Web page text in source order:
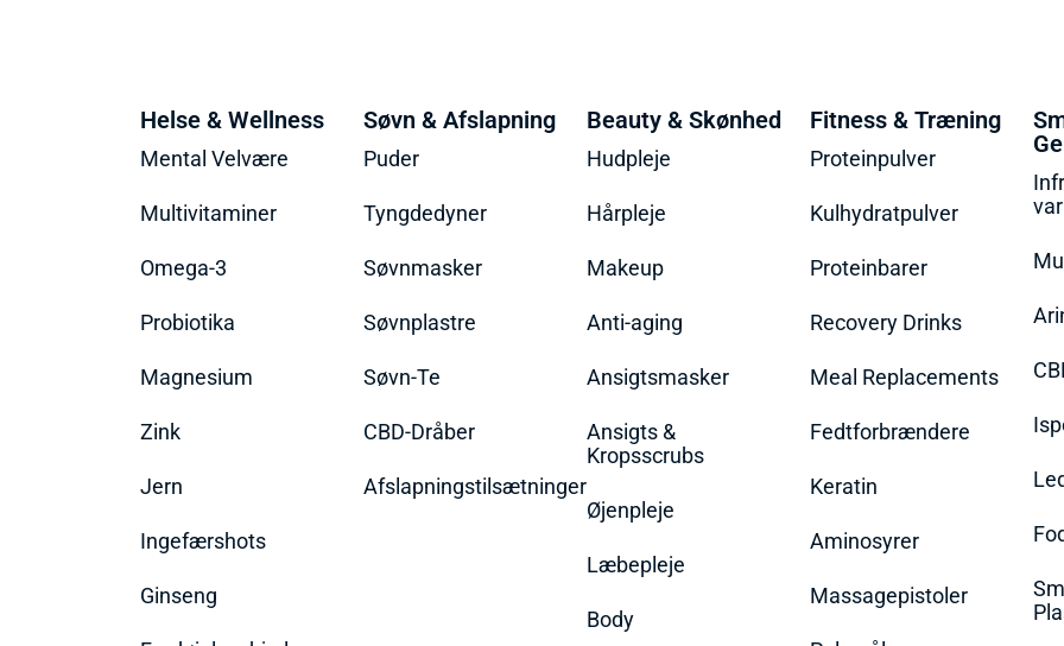
Helse & Wellness
Mental Velvære
Multivitaminer
Omega-3
Probiotika
Magnesium
Zink
Jern
Ingefærshots
Ginseng
Søvn & Afslapning
Puder
Tyngdedyner
Søvnmasker
Søvnplastre
Søvn-Te
CBD-Dråber
Afslapningstilsætninger
Beauty & Skønhed
Hudpleje
Hårpleje
Makeup
Anti-aging
Ansigtsmasker
Ansigts &
Kropsscrubs
Øjenpleje
Læbepleje
Body
Fitness & Træning
Proteinpulver
Kulhydratpulver
Proteinbarer
Recovery Drinks
Meal Replacements
Fedtforbrændere
Keratin
Aminosyrer
Massagepistoler